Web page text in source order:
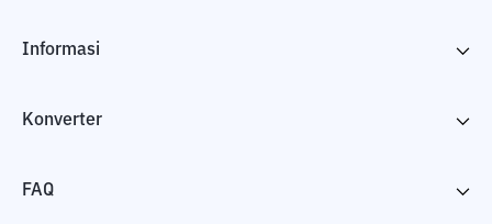
Informasi
Konverter
FAQ